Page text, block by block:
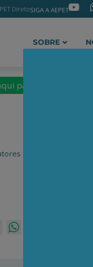
DiretoSIGA A AEPET
SOBRE
para seguir o novo
Telegram